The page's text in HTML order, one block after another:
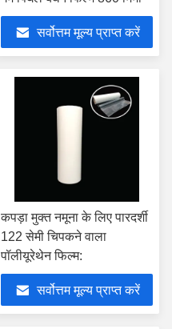
सर्वोत्तम मूल्य प्राप्त करें
कपड़ा मुक्त नमूना के लिए पारदर्शी
122 सेमी चिपकने वाला
पॉलीयूरेथेन फिल्म:
सर्वोत्तम मूल्य प्राप्त करें